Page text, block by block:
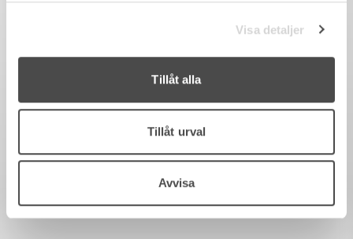
Visa detaljer
Tillåt alla
Tillåt urval
Avvisa